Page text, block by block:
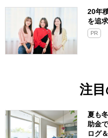
20年
を追
PR
注
夏も
助金
ログ